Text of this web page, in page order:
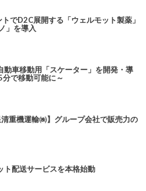
でD2C展開する「ウェルモット製薬」
」を導入
動車移動用「スケーター」を開発・導
で移動可能に～
重機運輸㈱】グループ会社で販売力の
ト配送サービスを本格始動